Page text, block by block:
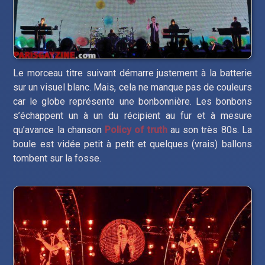
Le morceau titre suivant démarre justement à la batterie
sur un visuel blanc. Mais, cela ne manque pas de couleurs
car le globe représente une bonbonnière. Les bonbons
s’échappent un à un du récipient au fur et à mesure
qu’avance la chanson Policy of truth au son très 80s. La
boule est vidée petit à petit et quelques (vrais) ballons
tombent sur la fosse.